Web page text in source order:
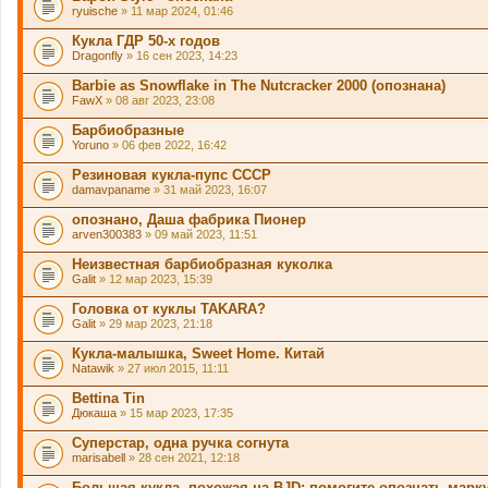
ryuische » 11 мар 2024, 01:46
Кукла ГДР 50-х годов
Dragonfly » 16 сен 2023, 14:23
Barbie as Snowflake in The Nutcracker 2000 (опознана)
FawX » 08 авг 2023, 23:08
Барбиобразные
Yoruno » 06 фев 2022, 16:42
Резиновая кукла-пупс СССР
damavpaname » 31 май 2023, 16:07
опознано, Даша фабрика Пионер
arven300383 » 09 май 2023, 11:51
Неизвестная барбиобразная куколка
Galit » 12 мар 2023, 15:39
Головка от куклы TAKARA?
Galit » 29 мар 2023, 21:18
Кукла-малышка, Sweet Home. Китай
Natawik » 27 июл 2015, 11:11
Bettina Tin
Дюкаша » 15 мар 2023, 17:35
Суперстар, одна ручка согнута
marisabell » 28 сен 2021, 12:18